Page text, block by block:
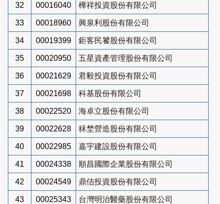
32 00016040 樺祥投資股份有限公司
33 00018960 興泉利股份有限公司
34 00019399 鉅客民饕股份有限公司
35 00020950 五星資產管理股份有限公司
36 00021629 君毅投資股份有限公司
37 00021698 科基股份有限公司
38 00022520 海卓立股份有限公司
39 00022628 秝埜營造股份有限公司
40 00022985 嘉宇建設股份有限公司
41 00024338 順昌國際企業股份有限公司
42 00024549 鼎佶投資股份有限公司
43 00025343 台灣明治醫藥股份有限公司